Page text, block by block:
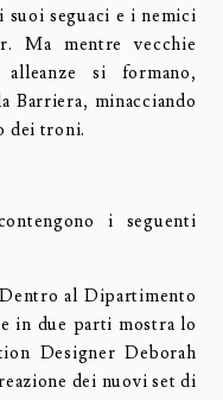
seguaci e i nemici
Ma mentre vecchie
si formano,
Barriera, minacciando
dei troni.
i seguenti
Dentro al Dipartimento
in due parti mostra lo
Designer Deborah
dei nuovi set di